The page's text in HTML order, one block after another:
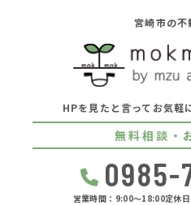
宮崎市の不
HPを見たと言ってお気軽
無料相談・
0985-
営業時間：9:00〜18:00定休